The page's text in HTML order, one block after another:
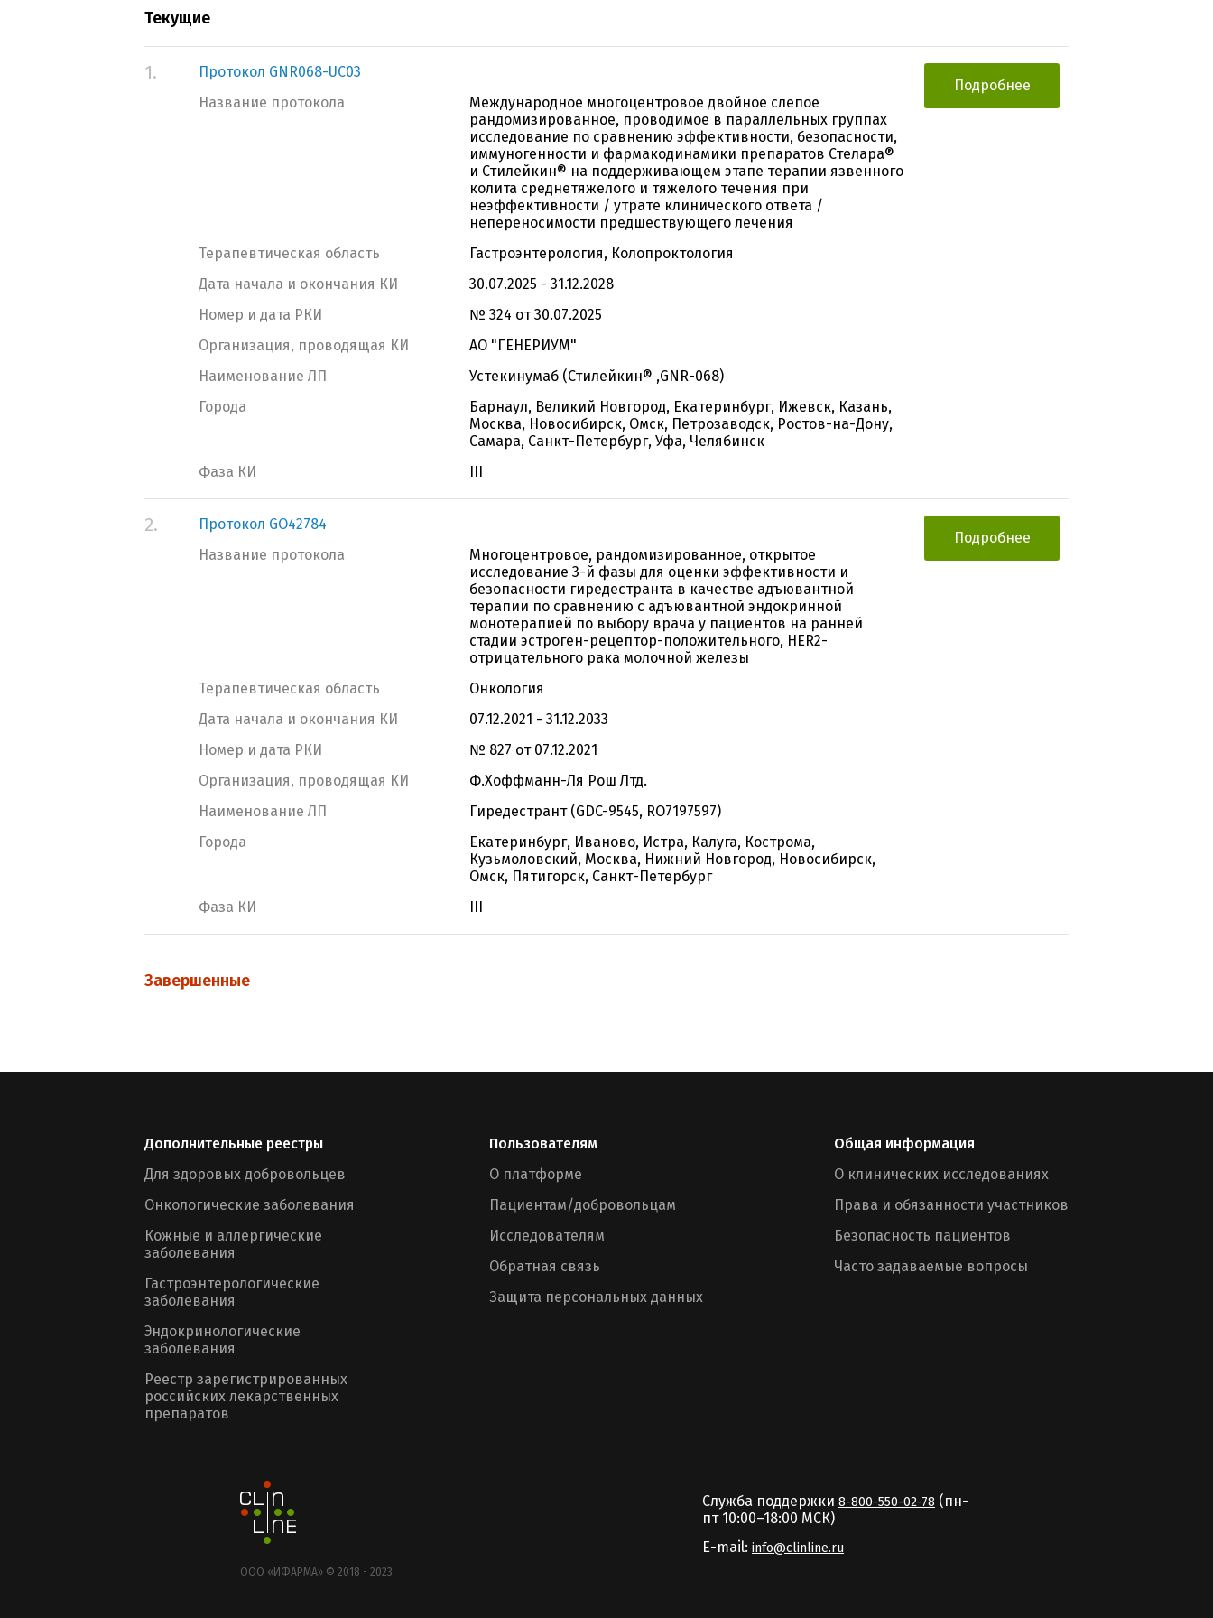
Текущие
1.
Протокол GNR068-UC03
Название протокола
Международное многоцентровое двойное слепое
рандомизированное, проводимое в параллельных группах
исследование по сравнению эффективности, безопасности,
иммуногенности и фармакодинамики препаратов Стелара®
и Стилейкин® на поддерживающем этапе терапии язвенного
колита среднетяжелого и тяжелого течения при
неэффективности / утрате клинического ответа /
непереносимости предшествующего лечения
Терапевтическая область
Гастроэнтерология, Колопроктология
Дата начала и окончания КИ
30.07.2025 - 31.12.2028
Номер и дата РКИ
№ 324 от 30.07.2025
Организация, проводящая КИ
АО "ГЕНЕРИУМ"
Наименование ЛП
Устекинумаб (Стилейкин® ,GNR-068)
Города
Барнаул, Великий Новгород, Екатеринбург, Ижевск, Казань,
Москва, Новосибирск, Омск, Петрозаводск, Ростов-на-Дону,
Самара, Санкт-Петербург, Уфа, Челябинск
Фаза КИ
III
Подробнее
2.
Протокол GO42784
Название протокола
Многоцентровое, рандомизированное, открытое
исследование 3-й фазы для оценки эффективности и
безопасности гиредестранта в качестве адъювантной
терапии по сравнению с адъювантной эндокринной
монотерапией по выбору врача у пациентов на ранней
стадии эстроген-рецептор-положительного, HER2-
отрицательного рака молочной железы
Терапевтическая область
Онкология
Дата начала и окончания КИ
07.12.2021 - 31.12.2033
Номер и дата РКИ
№ 827 от 07.12.2021
Организация, проводящая КИ
Ф.Хоффманн-Ля Рош Лтд.
Наименование ЛП
Гиредестрант (GDC-9545, RO7197597)
Города
Екатеринбург, Иваново, Истра, Калуга, Кострома,
Кузьмоловский, Москва, Нижний Новгород, Новосибирск,
Омск, Пятигорск, Санкт-Петербург
Фаза КИ
III
Подробнее
Завершенные
Дополнительные реестры
Для здоровых добровольцев
Онкологические заболевания
Кожные и аллергические
заболевания
Гастроэнтерологические
заболевания
Эндокринологические
заболевания
Реестр зарегистрированных
российских лекарственных
препаратов
Пользователям
О платформе
Пациентам/добровольцам
Исследователям
Обратная связь
Защита персональных данных
Общая информация
О клинических исследованиях
Права и обязанности участников
Безопасность пациентов
Часто задаваемые вопросы
ООО «ИФАРМА» © 2018 - 2023
Служба поддержки 8-800-550-02-78 (пн-
пт 10:00–18:00 MCК)
E-mail: info@clinline.ru